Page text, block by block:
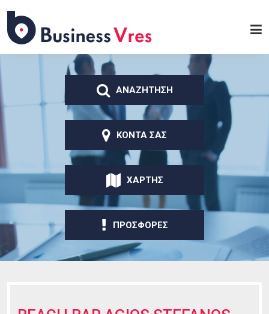
κυρίως περιεχόμενο
Business
ΑΝΑΖΗΤΗΣΗ
ΚΟΝΤΑ ΣΑΣ
ΧΑΡΤΗΣ
ΠΡΟΣΦΟΡΕΣ